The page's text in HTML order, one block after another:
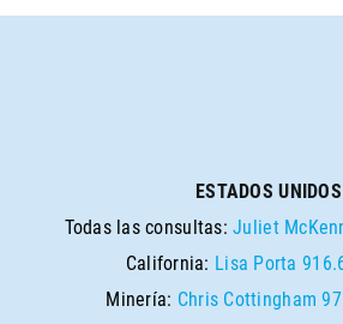
ESTADOS UNIDOS
Todas las consultas:Juliet
California: Lisa Porta
Minería: Chris Cottingham